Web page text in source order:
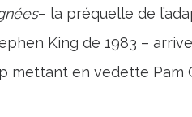
– la préquelle de
King de 1983 –
mettant en vedette Pam